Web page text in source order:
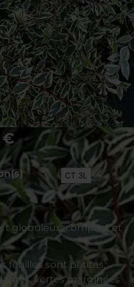
€
CT 3L
globuleux, compact et
feuilles sont petites,
vertes marginées